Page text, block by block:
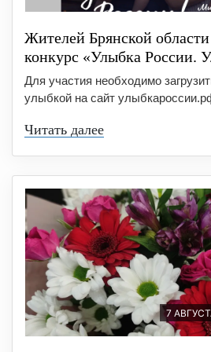
Жителей Брянской
конкурс «Улыбка России.
Для участия необходимо
улыбкой на сайт
Читать далее
7